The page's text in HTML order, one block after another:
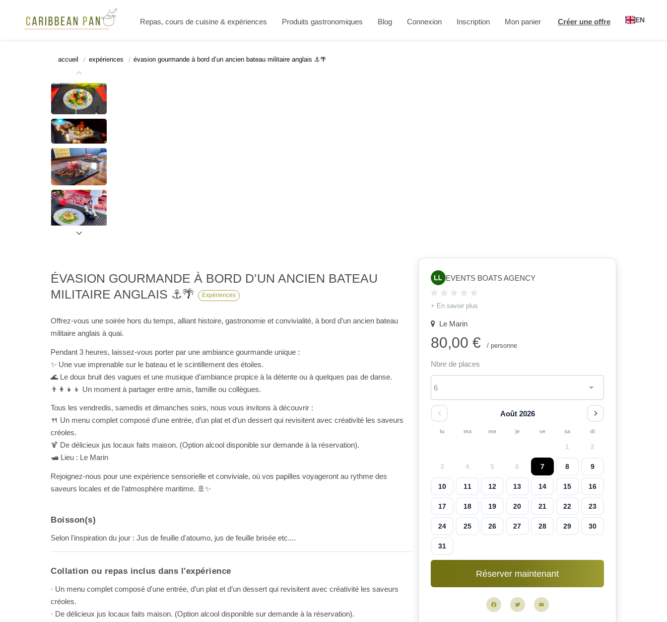
Repas, cours de cuisine & expériences Produits gastronomiques Blog Connexion Inscription Mon panier Créer une offre EN
accueil expériences évasion gourmande à bord d’un ancien bateau militaire anglais ⚓🌴
ÉVASION GOURMANDE À BORD D’UN ANCIEN BATEAU
MILITAIRE ANGLAIS ⚓🌴
Expériences
Offrez-vous une soirée hors du temps, alliant histoire, gastronomie et convivialité, à bord d’un ancien bateau
militaire anglais à quai.
Pendant 3 heures, laissez-vous porter par une ambiance gourmande unique :
✨ Une vue imprenable sur le bateau et le scintillement des étoiles.
🌊 Le doux bruit des vagues et une musique d’ambiance propice à la détente ou à quelques pas de danse.
👨‍👩‍👧‍👦 Un moment à partager entre amis, famille ou collègues.
Tous les vendredis, samedis et dimanches soirs, nous vous invitons à découvrir :
🍴 Un menu complet composé d’une entrée, d’un plat et d’un dessert qui revisitent avec créativité les saveurs
créoles.
🍹 De délicieux jus locaux faits maison. (Option alcool disponible sur demande à la réservation).
🛥️ Lieu : Le Marin
Rejoignez-nous pour une expérience sensorielle et conviviale, où vos papilles voyageront au rythme des
saveurs locales et de l’atmosphère maritime. 🚢✨
Boisson(s)
Selon l'inspiration du jour : Jus de feuille d'atoumo, jus de feuille brisée etc....
Collation ou repas inclus dans l'expérience
· Un menu complet composé d’une entrée, d’un plat et d’un dessert qui revisitent avec créativité les saveurs
créoles.
· De délicieux jus locaux faits maison. (Option alcool disponible sur demande à la réservation).
EVENTS BOATS AGENCY
+ En savoir plus
Le Marin
80,00 € / personne
Nbre de places
Août 2026
lu ma me je ve sa di
1 2
3 4 5 6 7 8 9
10 11 12 13 14 15 16
17 18 19 20 21 22 23
24 25 26 27 28 29 30
31
FacebookTwitter